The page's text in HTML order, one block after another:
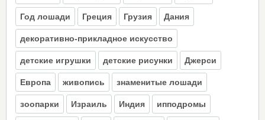
Год лошади Греция Грузия Дания
декоративно-прикладное искусство
детские игрушки детские рисунки Джерси
Европа живопись знаменитые лошади
зоопарки Израиль Индия ипподромы